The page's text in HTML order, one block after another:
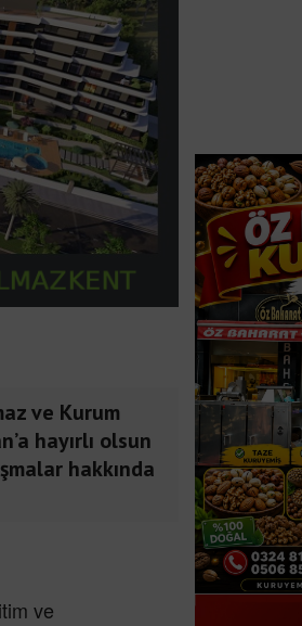
ve Kurum
hayırlı olsun
hakkında
ve